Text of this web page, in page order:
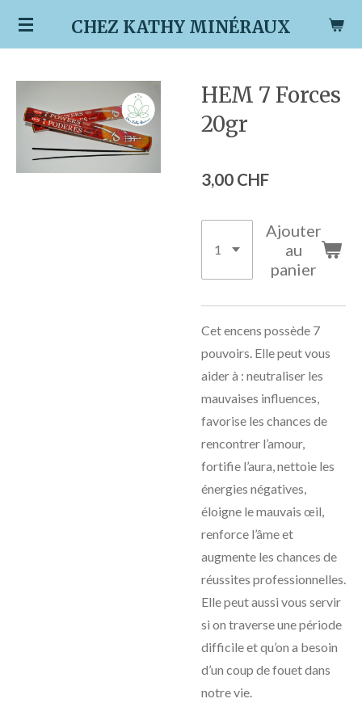
Passer
CHEZ KATHY MINÉRAUX
HEM 7 Forces
20gr
3,00 CHF
Ajouter
au
panier
Cet encens possède 7
pouvoirs. Elle peut vous
aider à : neutraliser les
mauvaises influences,
favorise les chances de
rencontrer l’amour,
fortifie l’aura, nettoie les
énergies négatives,
éloigne le mauvais œil,
renforce l’âme et
augmente les chances de
réussites professionnelles.
Elle peut aussi vous servir
si on traverse une période
difficile et qu’on a besoin
d’un coup de fouet dans
notre vie.